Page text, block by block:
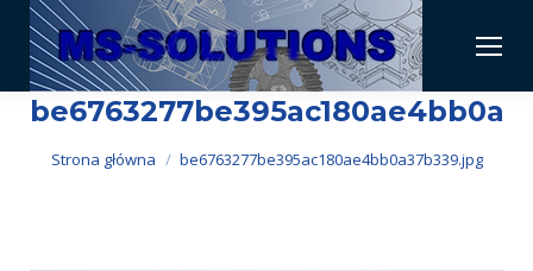
Jesteś tutaj:
Strona główna be6763277be395ac180ae4bb0a37b339.jpg